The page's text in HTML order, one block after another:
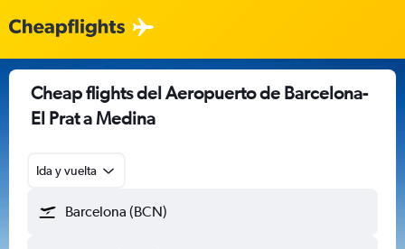
Cheap flights del Aeropuerto de Barcelona-
El Prat a Medina
Ida y vuelta
Barcelona (BCN)